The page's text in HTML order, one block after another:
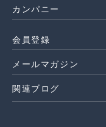
カンパニー
会員登録
メールマガジン
関連ブログ